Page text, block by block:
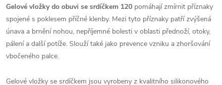
Gelové vložky do obuvi se srdíčkem 120 pomáhají zmírnit příznaky
spojené s poklesem příčné klenby. Mezi tyto příznaky patří zvýšená
únava a brnění nohou, nepříjemné bolesti v oblasti přednoží, otoky,
pálení a další potíže. Slouží také jako prevence vzniku a zhoršování
vbočeného palce.
Gelové vložky se srdíčkem jsou vyrobeny z kvalitního silikonového